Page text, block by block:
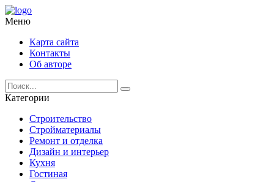
Меню
Карта сайта
Контакты
Об авторе
Категории
Строительство
Стройматериалы
Ремонт и отделка
Дизайн и интерьер
Кухня
Гостиная